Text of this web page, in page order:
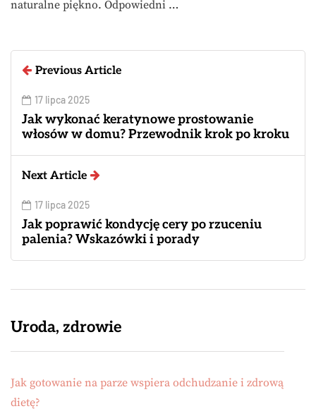
naturalne piękno. Odpowiedni …
Previous Article
17 lipca 2025
Jak wykonać keratynowe prostowanie
włosów w domu? Przewodnik krok po kroku
Next Article
17 lipca 2025
Jak poprawić kondycję cery po rzuceniu
palenia? Wskazówki i porady
Uroda, zdrowie
Jak gotowanie na parze wspiera odchudzanie i zdrową
dietę?